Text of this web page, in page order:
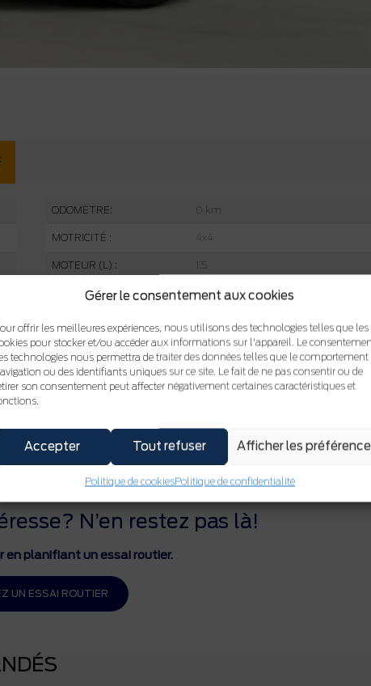
Gérer le consentement aux cookies
offrir les meilleures expériences, nous utilisons des technologies telles que les
pour stocker et/ou accéder aux informations sur l'appareil. Le
technologies nous permettra de traiter des données telles que le comportement
ou des identifiants uniques sur ce site. Le fait de ne pas consentir ou de
son consentement peut affecter négativement certaines caractéristiques et
Accepter Tout refuser Afficher les
Politique de cookiesPolitique de confidentialité
ODOMÈTRE: 0 km
MOTRICITÉ : 4x4
MOTEUR (L) : 1.5
COULEUR EXTÉRIEUR : Noir ombre (G1)
AVEC GARNISSAGE
NIV : 3FMCR9CN6TRE69155
N’en restez pas là!
en planifiant un essai routier.
UN ESSAI ROUTIER